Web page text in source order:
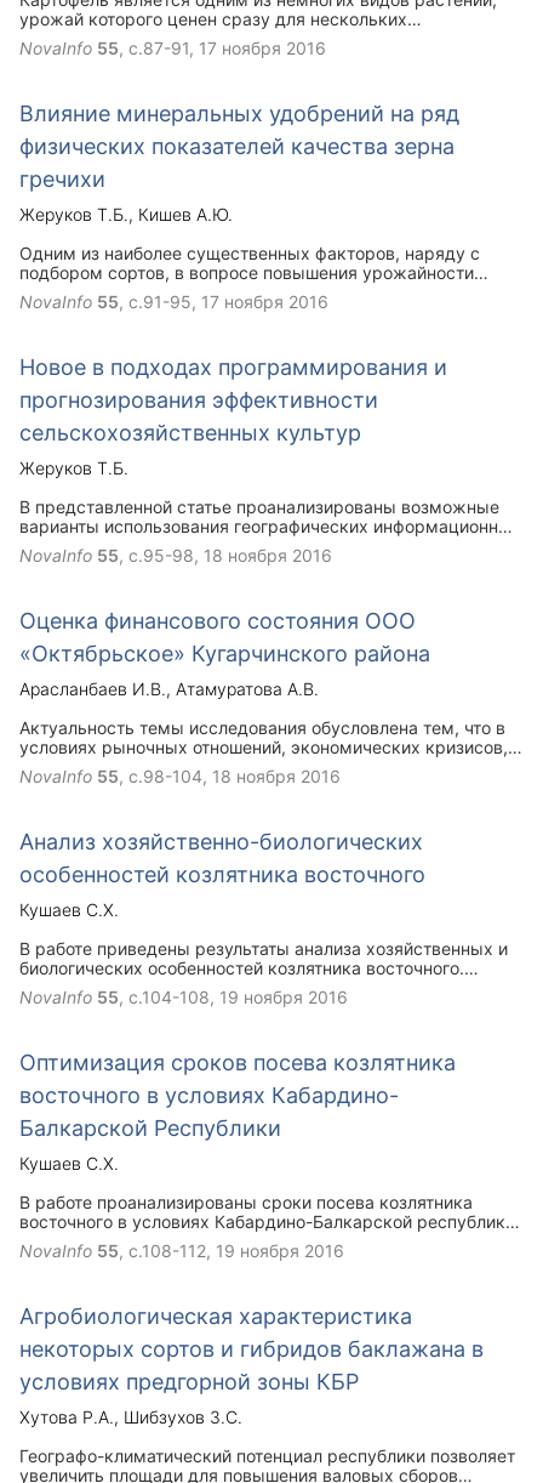
урожай которого ценен сразу для нескольких
перерабатывающих отраслей народного хозяйства.
Высокоценна эта культура и в питании современного
возделывают эту культуру на своих приусадебных
участках. В представленной статье освещаются
особенности культивирования картофеля на приусадебных
участках с учетом почвенно-климатических особенностей
региона.
NovaInfo 55, с.87-91, 17 ноября 2016
Влияние минеральных удобрений на ряд
физических показателей качества зерна
гречихи
Жеруков Т.Б.
Кишев А.Ю.
Одним из наиболее существенных факторов, наряду с
подбором сортов, в вопросе повышения урожайности
сельскохозяйственных культур в современном сельском
хозяйстве является применение правильно подобранных,
применения различных количеств минеральных удобрений
на ряд физических показателей качества зерна гречихи.
NovaInfo 55, с.91-95, 17 ноября 2016
Новое в подходах программирования и
прогнозирования эффективности
сельскохозяйственных культур
Жеруков Т.Б.
В представленной статье проанализированы возможные
варианты использования географических информационных
систем при прогнозировании урожайности
сельскохозяйственных культур.
NovaInfo 55, с.95-98, 18 ноября 2016
Оценка финансового состояния ООО
«Октябрьское» Кугарчинского района
Арасланбаев И.В.
Атамуратова А.В.
Актуальность темы исследования обусловлена тем, что в
условиях рыночных отношений, экономических кризисов,
повышается самостоятельность предприятий, их
экономическая и юридическая ответственность,
направлении не только интересна, но и необходима.
NovaInfo 55, с.98-104, 18 ноября 2016
Анализ хозяйственно-биологических
особенностей козлятника восточного
Кушаев С.Х.
В работе приведены результаты анализа хозяйственных и
биологических особенностей козлятника восточного.
Анализ показал, что ежегодное возобновление растения
происходит за счет зимующих почек и корневых
почвами для него являются супесчаные и легкие
суглинистые, рыхлые и плодородные, увлажненные, но не
заболоченные. Он требователен к свету, особенно в начале
роста и не переносит затенения.
NovaInfo 55, с.104-108, 19 ноября 2016
Оптимизация сроков посева козлятника
восточного в условиях Кабардино-
Балкарской Республики
Кушаев С.Х.
В работе проанализированы сроки посева козлятника
восточного в условиях Кабардино-Балкарской республики.
Установлено, что в условиях региона, где весна
характеризуется частой сменой погоды, когда
может привести либо к слишком ранним посевам, что, как
правило, приводит к большой пораженности, либо к
опозданию. С учетом этого срок посева следует
определять с учетом устойчивой температуры почвы.
Применительно к условиям региона оптимальным сроком
посева является ранневесенний.
NovaInfo 55, с.108-112, 19 ноября 2016
Агробиологическая характеристика
некоторых сортов и гибридов баклажана в
условиях предгорной зоны КБР
Хутова Р.А.
Шибзухов З.С.
Географо-климатический потенциал республики позволяет
увеличить площади для повышения валовых сборов